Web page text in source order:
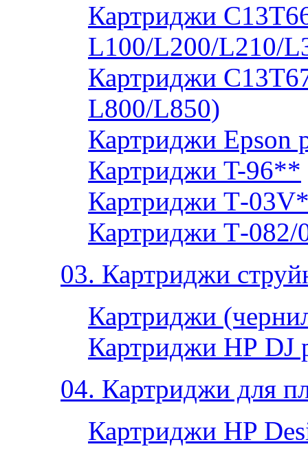
Картриджи
L100/L200/L210/
Картриджи
L800/L850)
Картриджи Epson
Картриджи T-96**
Картриджи Т-
Картриджи Т-
03. Картриджи
Картриджи
Картриджи НР DJ
04. Картриджи для
Картриджи HP